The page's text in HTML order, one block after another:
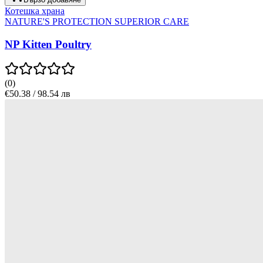
Котешка храна
NATURE'S PROTECTION SUPERIOR CARE
NP Kitten Poultry
(0)
€50.38 / 98.54 лв